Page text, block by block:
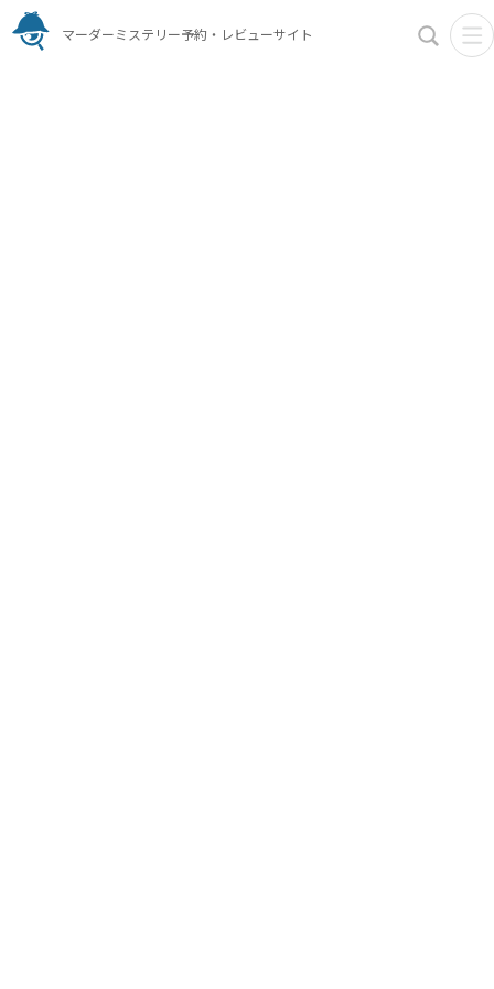
マーダーミステリー予約・レビューサイト